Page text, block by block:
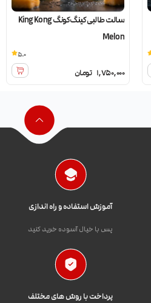
سالت طالبی کینگ کونگ King Kong
Melon
1,750,000 تومان
5.0
آموزش استفاده و راه اندازی
پس با خیال آسوده خرید کنید
پرداخت با روش های مختلف